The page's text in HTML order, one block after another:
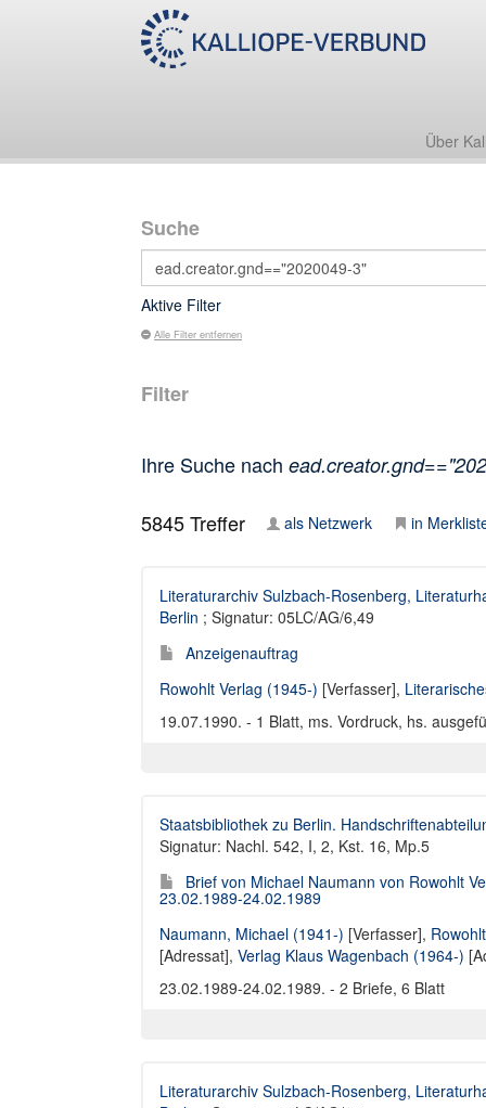
Über
Suche
Aktive Filter
Alle Filter entfernen
Filter
Ihre Suche nach
5845Treffer als Netzwerk in
Literaturarchiv Sulzbach-Rosenberg,
Berlin ; Signatur: 05LC/AG/6,49
Anzeigenauftrag
Rowohlt Verlag (1945-) [Verfasser],
19.07.1990. - 1 Blatt, ms. Vordruck, hs.
Staatsbibliothek zu Berlin.
Signatur: Nachl. 542, I, 2, Kst. 16, Mp.5
Brief von Michael Naumann von Rowohlt
23.02.1989-24.02.1989
Naumann, Michael (1941-) [Verfasser],
[Adressat], Verlag Klaus Wagenbach (1964-)
23.02.1989-24.02.1989. - 2 Briefe, 6 Blatt
Literaturarchiv Sulzbach-Rosenberg,